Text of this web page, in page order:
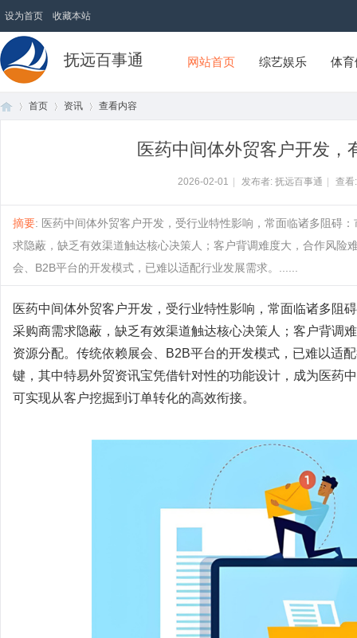
设为首页 收藏本站
抚远百事通 网站首页 综艺娱乐 体
首页 资讯 查看内容
医药中间体外贸客户开发，
2026-02-01 发布者: 抚远百事通 查
摘要: 医药中间体外贸客户开发，受行业特性影响，常面临诸多阻碍
求隐蔽，缺乏有效渠道触达核心决策人；客户背调难度大，合作风险
会、B2B平台的开发模式，已难以适配行业发展需求。......
医药中间体外贸客户开发，受行业特性影响，常面临诸多阻
采购商需求隐蔽，缺乏有效渠道触达核心决策人；客户背调
资源分配。传统依赖展会、
B2B平台的开发模式，已难以适
键，其中特易外贸资讯宝凭借针对性的功能设计，成为医药
可实现从客户挖掘到订单转化的高效衔接。